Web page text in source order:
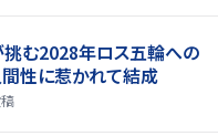
挑む2028年ロス五輪への
性に惹かれて結成